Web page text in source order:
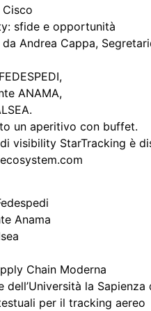
sfide e opportunità
Andrea Cappa,
ANAMA,
un aperitivo con buffet.
visibility StarTracking è
Anama
Chain Moderna
la Sapienza
per il tracking aereo